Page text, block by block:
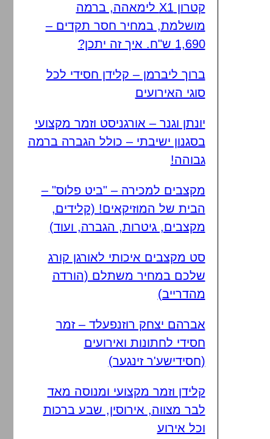
קטרון X1 לימאהה, ברמה
מושלמת, במחיר חסר תקדים –
1,690 ש"ח. איך זה יתכן?
ברוך ליברמן – קלידן חסידי לכל
סוגי האירועים
יונתן וגנר – אורגניסט וזמר מקצועי
בסגנון ישיבתי – כולל הגברה ברמה
גבוהה!
מקצבים למכירה – "ביט פלוס" –
הבית של המוזיקאים! (קלידים,
מקצבים, גיטרות, הגברה, ועוד)
סט מקצבים איכותי לאורגן קורג
שלכם במחיר משתלם (הורדה
מהדרייב)
אברהם יצחק רוזנפעלד – זמר
חסידי לחתונות ואירועים
(חסידישע'ר זינגער)
קלידן וזמר מקצועי ומנוסה מאד
לבר מצווה, אירוסין, שבע ברכות
וכל אירוע